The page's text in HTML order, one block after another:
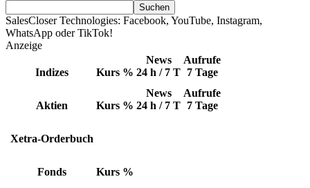
SalesCloser Technologies: Facebook, YouTube, Instagram,
WhatsApp oder TikTok!
Anzeige
Indizes Kurs %
News
24 h / 7 T
Aufrufe
7 Tage
Aktien Kurs %
News
24 h / 7 T
Aufrufe
7 Tage
Xetra-Orderbuch
Fonds Kurs %